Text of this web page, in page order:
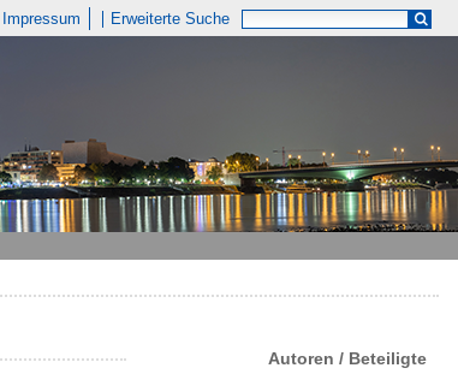
Impressum Erweiterte Suche
Autoren / Beteiligte